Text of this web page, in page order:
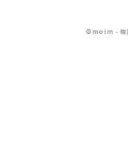
© moim - 韓国